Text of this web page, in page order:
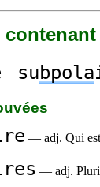
subpola
— adj. Qui est
— adj.